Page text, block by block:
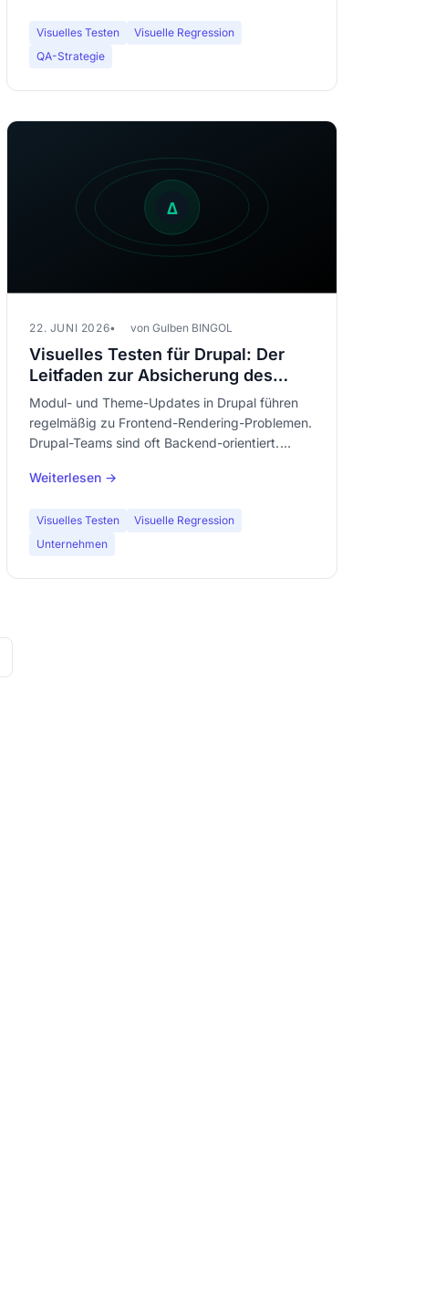
Visuelles Testen
Visuelle Regression
QA-Strategie
22. JUNI 2026 von Gulben BINGOL
Visuelles Testen für Drupal: Der
Leitfaden zur Absicherung des
Renderings Ihres Enterprise-CMS
Modul- und Theme-Updates in Drupal führen
regelmäßig zu Frontend-Rendering-Problemen.
Drupal-Teams sind oft Backend-orientiert.
Vollständiger Leitfaden für Drupal 10/11.
Weiterlesen →
Visuelles Testen
Visuelle Regression
Unternehmen